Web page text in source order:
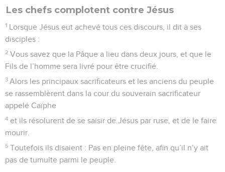
Les chefs complotent contre Jésus
1 Lorsque Jésus eut achevé tous ces discours, il dit à ses
disciples :
2 Vous savez que la Pâque a lieu dans deux jours, et que le
Fils de l’homme sera livré pour être crucifié.
3 Alors les principaux sacrificateurs et les anciens du peuple
se rassemblèrent dans la cour du souverain sacrificateur
appelé Caïphe
4 et ils résolurent de se saisir de Jésus par ruse, et de le faire
mourir.
5 Toutefois ils disaient : Pas en pleine fête, afin qu’il n’y ait
pas de tumulte parmi le peuple.